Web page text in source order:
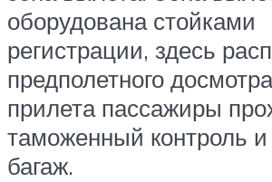
оборудована стойками
регистрации, здесь
предполетного
прилета пассажиры
таможенный контроль
багаж.